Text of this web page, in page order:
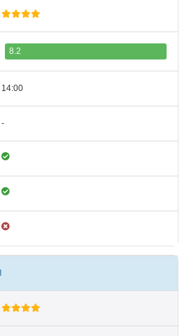
8.2
14:00
-